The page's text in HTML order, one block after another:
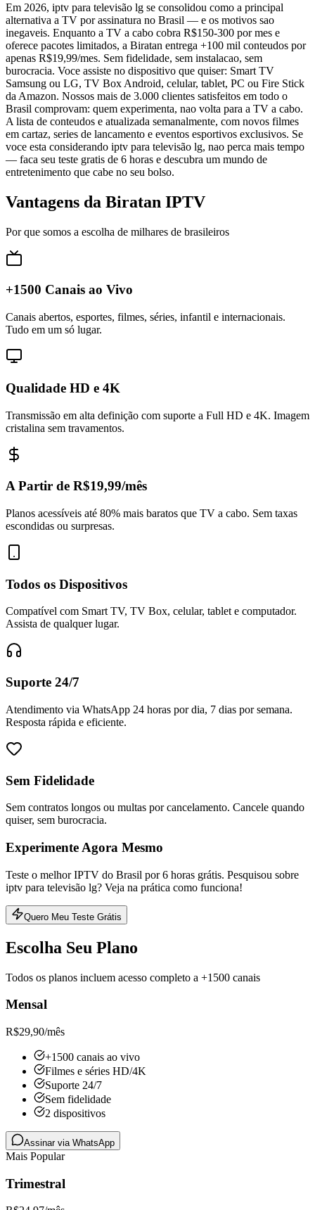
Em 2026, iptv para televisão lg se consolidou como a principal
alternativa a TV por assinatura no Brasil — e os motivos sao
inegaveis. Enquanto a TV a cabo cobra R$150-300 por mes e
oferece pacotes limitados, a Biratan entrega +100 mil conteudos por
apenas R$19,99/mes. Sem fidelidade, sem instalacao, sem
burocracia. Voce assiste no dispositivo que quiser: Smart TV
Samsung ou LG, TV Box Android, celular, tablet, PC ou Fire Stick
da Amazon. Nossos mais de 3.000 clientes satisfeitos em todo o
Brasil comprovam: quem experimenta, nao volta para a TV a cabo.
A lista de conteudos e atualizada semanalmente, com novos filmes
em cartaz, series de lancamento e eventos esportivos exclusivos. Se
voce esta considerando iptv para televisão lg, nao perca mais tempo
— faca seu teste gratis de 6 horas e descubra um mundo de
entretenimento que cabe no seu bolso.
Vantagens da Biratan IPTV
Por que somos a escolha de milhares de brasileiros
+1500 Canais ao Vivo
Canais abertos, esportes, filmes, séries, infantil e internacionais.
Tudo em um só lugar.
Qualidade HD e 4K
Transmissão em alta definição com suporte a Full HD e 4K. Imagem
cristalina sem travamentos.
A Partir de R$19,99/mês
Planos acessíveis até 80% mais baratos que TV a cabo. Sem taxas
escondidas ou surpresas.
Todos os Dispositivos
Compatível com Smart TV, TV Box, celular, tablet e computador.
Assista de qualquer lugar.
Suporte 24/7
Atendimento via WhatsApp 24 horas por dia, 7 dias por semana.
Resposta rápida e eficiente.
Sem Fidelidade
Sem contratos longos ou multas por cancelamento. Cancele quando
quiser, sem burocracia.
Experimente Agora Mesmo
Teste o melhor IPTV do Brasil por 6 horas grátis. Pesquisou sobre
iptv para televisão lg? Veja na prática como funciona!
Quero Meu Teste Grátis
Escolha Seu Plano
Todos os planos incluem acesso completo a +1500 canais
Mensal
R$29,90/mês
+1500 canais ao vivo
Filmes e séries HD/4K
Suporte 24/7
Sem fidelidade
2 dispositivos
Assinar via WhatsApp
Mais Popular
Trimestral